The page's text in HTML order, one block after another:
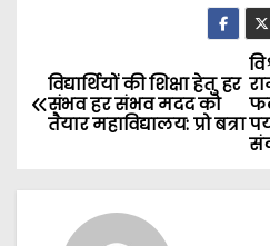
P
o
विद्यार्थियों की शिक्षा हेतु हर
संभव हर संभव मदद को
तैयार महाविद्यालय: प्रो बत्रा